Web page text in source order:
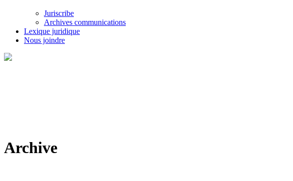
Juriscribe
Archives communications
Lexique juridique
Nous joindre
Archive